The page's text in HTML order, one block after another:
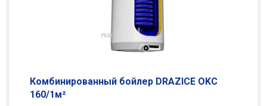
Комбинированный бойлер DRAZICE OKC
160/1м²